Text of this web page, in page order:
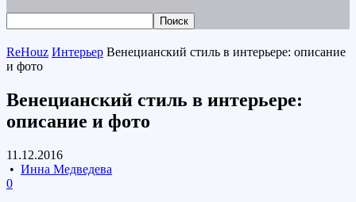
ReHouz Интерьер Венецианский стиль в интерьере: описание
и фото
Венецианский стиль в интерьере:
описание и фото
11.12.2016
• Инна Медведева
0